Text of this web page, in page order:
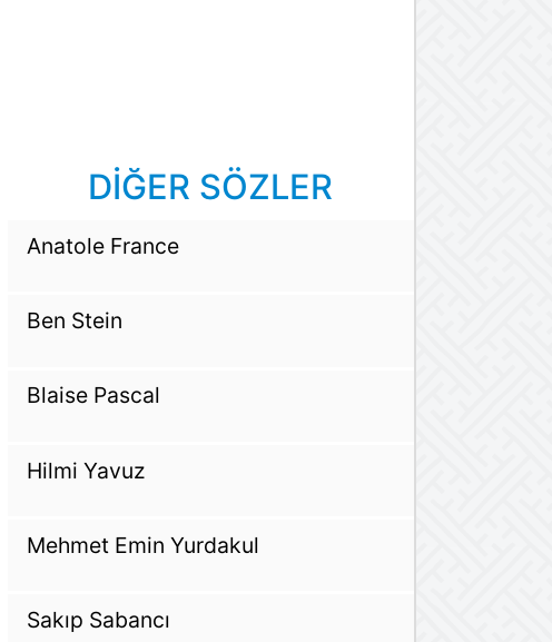
DİĞER SÖZLER
Anatole France
Ben Stein
Blaise Pascal
Hilmi Yavuz
Mehmet Emin Yurdakul
Sakıp Sabancı